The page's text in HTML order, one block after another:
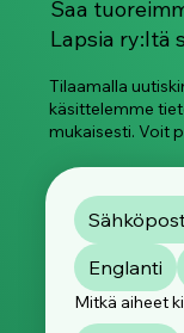
Saa
Lapsia ry:ltä
Tilaamalla
käsittelemme
mukaisesti. Voit
Englanti
Mitkä aiheet